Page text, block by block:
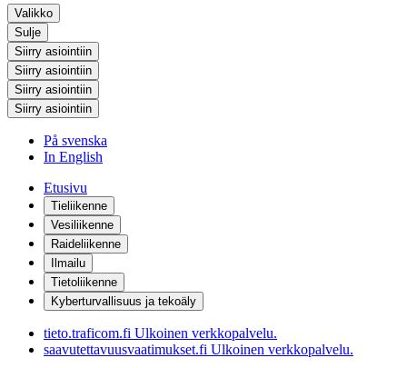
Valikko
Sulje
Siirry asiointiin
Siirry asiointiin
Siirry asiointiin
Siirry asiointiin
På svenska
In English
Etusivu
Tieliikenne
Vesiliikenne
Raideliikenne
Ilmailu
Tietoliikenne
Kyberturvallisuus ja tekoäly
tieto.traficom.fi Ulkoinen verkkopalvelu.
saavutettavuusvaatimukset.fi Ulkoinen verkkopalvelu.